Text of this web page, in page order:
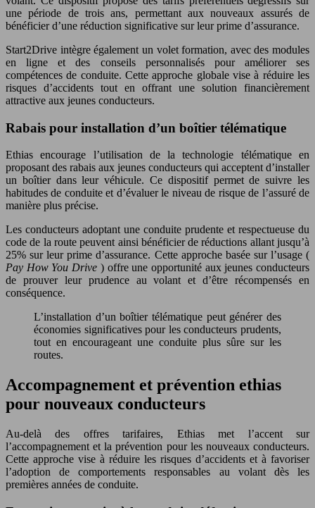
une période de trois ans, permettant aux nouveaux assurés de
bénéficier d’une réduction significative sur leur prime d’assurance.
Start2Drive intègre également un volet formation, avec des modules
en ligne et des conseils personnalisés pour améliorer ses
compétences de conduite. Cette approche globale vise à réduire les
risques d’accidents tout en offrant une solution financièrement
attractive aux jeunes conducteurs.
Rabais pour installation d’un boîtier télématique
Ethias encourage l’utilisation de la technologie télématique en
proposant des rabais aux jeunes conducteurs qui acceptent d’installer
un boîtier dans leur véhicule. Ce dispositif permet de suivre les
habitudes de conduite et d’évaluer le niveau de risque de l’assuré de
manière plus précise.
Les conducteurs adoptant une conduite prudente et respectueuse du
code de la route peuvent ainsi bénéficier de réductions allant jusqu’à
25% sur leur prime d’assurance. Cette approche basée sur l’usage (
Pay How You Drive ) offre une opportunité aux jeunes conducteurs
de prouver leur prudence au volant et d’être récompensés en
conséquence.
L’installation d’un boîtier télématique peut générer des
économies significatives pour les conducteurs prudents,
tout en encourageant une conduite plus sûre sur les
routes.
Accompagnement et prévention ethias
pour nouveaux conducteurs
Au-delà des offres tarifaires, Ethias met l’accent sur
l’accompagnement et la prévention pour les nouveaux conducteurs.
Cette approche vise à réduire les risques d’accidents et à favoriser
l’adoption de comportements responsables au volant dès les
premières années de conduite.